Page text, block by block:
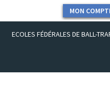
MON
ECOLES FÉDÉRALES DE BALL-